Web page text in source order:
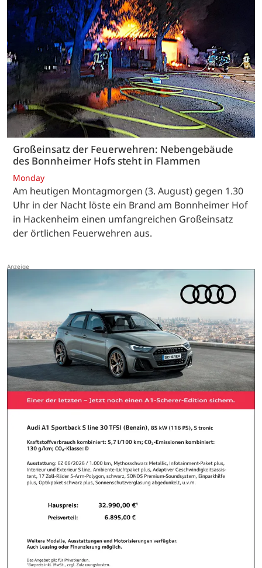
Großeinsatz der Feuerwehren: Nebengebäude
des Bonnheimer Hofs steht in Flammen
Monday
Am heutigen Montagmorgen (3. August) gegen 1.30
Uhr in der Nacht löste ein Brand am Bonnheimer Hof
in Hackenheim einen umfangreichen Großeinsatz
der örtlichen Feuerwehren aus.